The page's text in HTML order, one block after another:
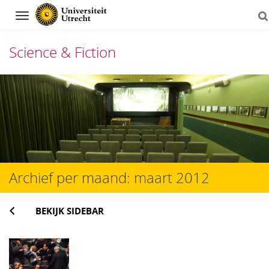
Navigation
Science & Fiction
Direct
naar
het
inhoud
Archief per maand: maart 2012
BEKIJK SIDEBAR